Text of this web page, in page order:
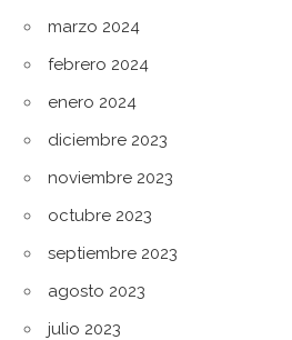
marzo 2024
febrero 2024
enero 2024
diciembre 2023
noviembre 2023
octubre 2023
septiembre 2023
agosto 2023
julio 2023